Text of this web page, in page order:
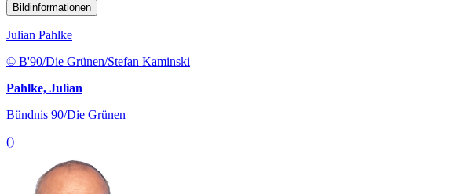
Bildinformationen
Julian Pahlke
© B'90/Die Grünen/Stefan Kaminski
Pahlke, Julian
Bündnis 90/Die Grünen
()